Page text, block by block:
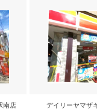
南店 デイリーヤマザ